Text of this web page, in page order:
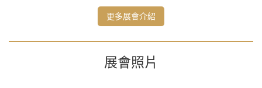
更多展會介紹
展會照片